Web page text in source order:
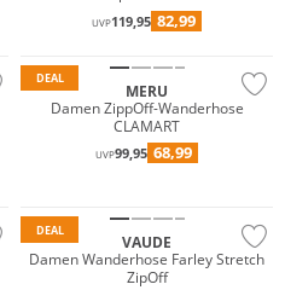
UVP119,95 82,99
DEAL
MERU
Damen ZippOff-Wanderhose
CLAMART
UVP99,95 68,99
DEAL
VAUDE
Damen Wanderhose Farley Stretch
ZipOff